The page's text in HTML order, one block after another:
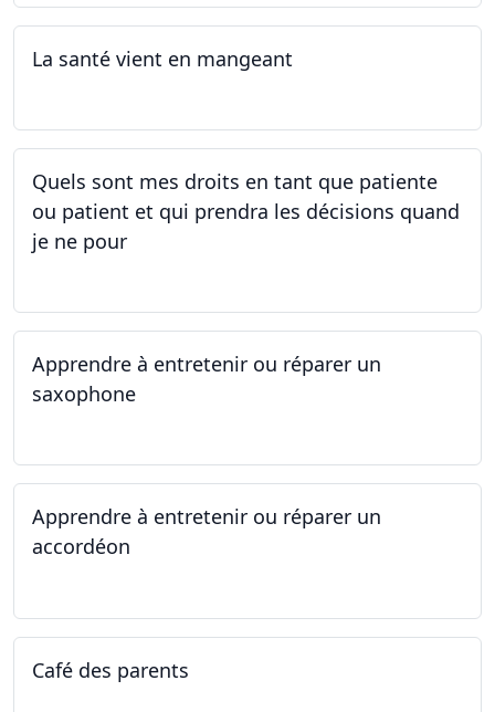
La santé vient en mangeant
Quels sont mes droits en tant que patiente
ou patient et qui prendra les décisions quand
je ne pour
Apprendre à entretenir ou réparer un
saxophone
Apprendre à entretenir ou réparer un
accordéon
Café des parents